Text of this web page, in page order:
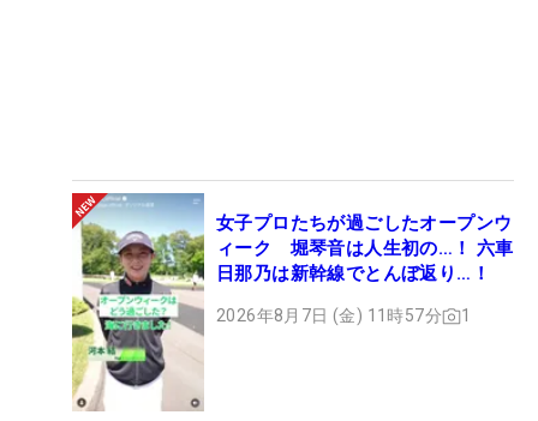
女子プロたちが過ごしたオープンウ
ィーク 堀琴音は人生初の…！ 六車
日那乃は新幹線でとんぼ返り…！
2026年8月7日 (金) 11時57分 1